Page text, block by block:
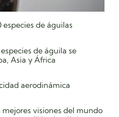
especies de águilas
de águila se
Asia y África
aerodinámica
mejores visiones del mundo